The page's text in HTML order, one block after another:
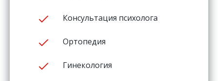
Консультация психолога
Ортопедия
Гинекология